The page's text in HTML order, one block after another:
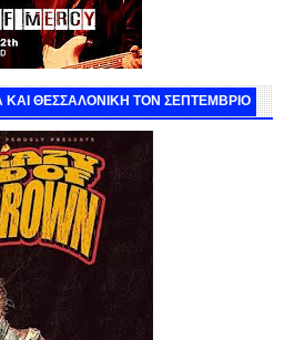
ΚΑΙ ΘΕΣΣΑΛΟΝΙΚΗ ΤΟΝ ΣΕΠΤΕΜΒΡΙΟ